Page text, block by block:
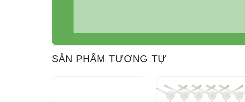
SẢN PHẨM TƯƠNG TỰ